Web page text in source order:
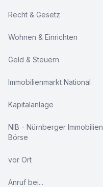
Recht & Gesetz
Wohnen & Einrichten
Geld & Steuern
Immobilienmarkt National
Kapitalanlage
NIB - Nürnberger Immobilien
Börse
vor Ort
Anruf bei...